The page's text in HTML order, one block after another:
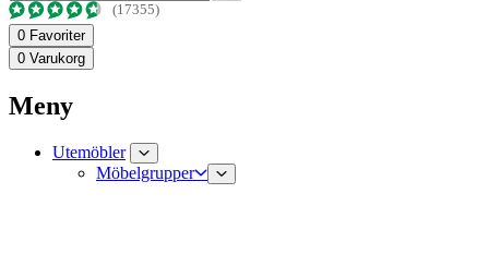
(17355)
0 Favoriter
0 Varukorg
Meny
Utemöbler
Möbelgrupper